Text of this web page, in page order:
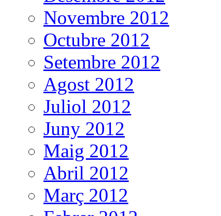
Novembre 2012
Octubre 2012
Setembre 2012
Agost 2012
Juliol 2012
Juny 2012
Maig 2012
Abril 2012
Març 2012